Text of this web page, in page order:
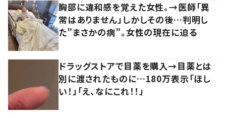
胸部に違和感を覚えた女性。→医師「異
常はありません」しかしその後…判明し
た”まさかの病”。女性の現在に迫る
ドラッグストアで目薬を購入→目薬とは
別に渡されたものに…180万表示「ほし
い！」「え、なにこれ！！」